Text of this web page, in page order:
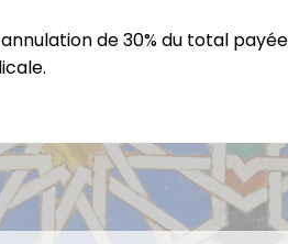
de 30% du total